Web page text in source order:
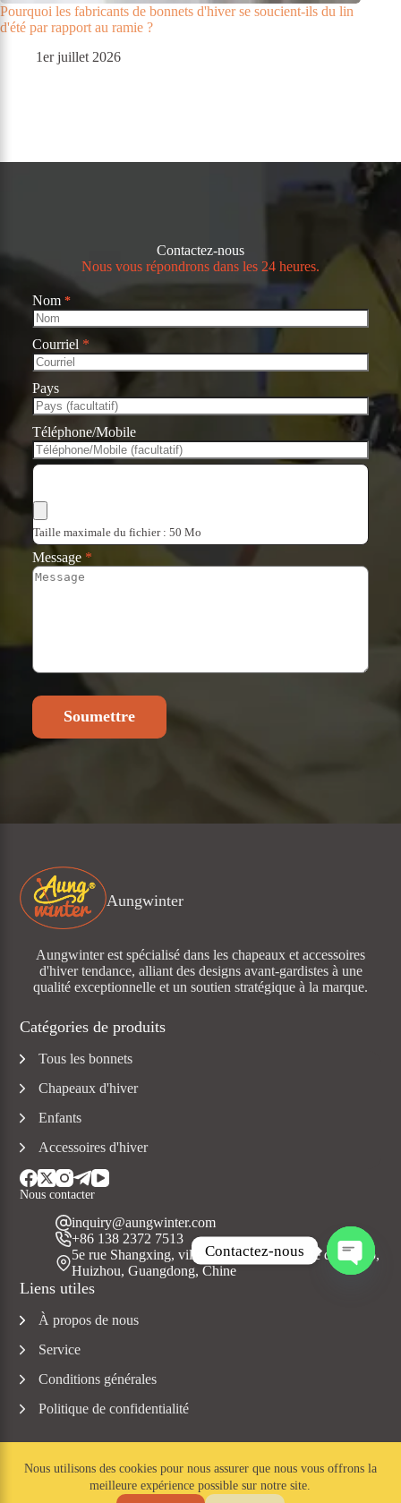
Nous utilisons des cookies pour nous assurer que nous vous offrons la
meilleure expérience possible sur notre site.
Pourquoi les fabricants de bonnets d'hiver se soucient-ils du lin
d'été par rapport au ramie ?
1er juillet 2026
Contactez-nous
Nous vous répondrons dans les 24 heures.
Nom *
Courriel *
Pays
Téléphone/Mobile
Taille maximale du fichier : 50 Mo
Message *
Soumettre
Aungwinter
Aungwinter est spécialisé dans les chapeaux et accessoires
d'hiver tendance, alliant des designs avant-gardistes à une
qualité exceptionnelle et un soutien stratégique à la marque.
Nous contacter
inquiry@aungwinter.com
+86 138 2372 7513
5e rue Shangxing, ville de Yuanzhou, comté de Boluo,
Huizhou, Guangdong, Chine
Liens utiles
À propos de nous
Service
Conditions générales
Politique de confidentialité
Catégories de produits
Tous les bonnets
Chapeaux d'hiver
Enfants
Accessoires d'hiver
Copyright © 2023 Aungwinter tous droits réservés.
Contactez-nous
y